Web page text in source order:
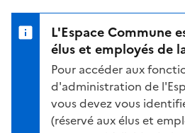
L'Espace Commune
élus et employés de
Pour accéder aux
d'administration de
vous devez vous
(réservé aux élus et